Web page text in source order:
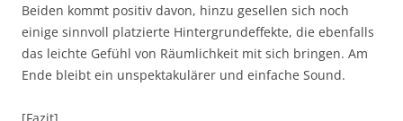
Beiden kommt positiv davon, hinzu gesellen sich noch
einige sinnvoll platzierte Hintergrundeffekte, die ebenfalls
das leichte Gefühl von Räumlichkeit mit sich bringen. Am
Ende bleibt ein unspektakulärer und einfache Sound.